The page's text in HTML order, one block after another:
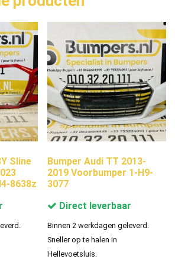
Sline
8638z
Bumper Audi TT 2013-
2019 Voorbumper 1-H9-
3077
Direct leverbaar
Binnen 2 werkdagen geleverd.
Sneller op te halen in
Hellevoetsluis.